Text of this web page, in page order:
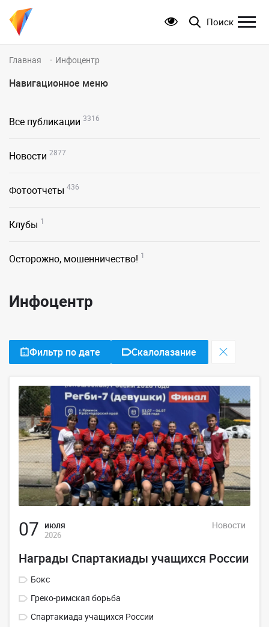
Поиск
Главная Инфоцентр
Навигационное меню
Все публикации 3316
Новости 2877
Фотоотчеты 436
Клубы 1
Осторожно, мошенничество! 1
Инфоцентр
Фильтр по дате Скалолазание
07 июля
2026
Новости
Награды Спартакиады учащихся России
Бокс
Греко-римская борьба
Спартакиада учащихся России